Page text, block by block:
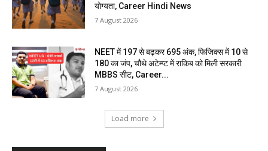
योग्यता, Career Hindi News
7 August 2026
NEET में 197 से बढ़कर 695 अंक, फिजिक्स में 10 से
180 का जंप, चौथे अटेम्प्ट में राकिब को मिली सरकारी
MBBS सीट, Career...
7 August 2026
Load more